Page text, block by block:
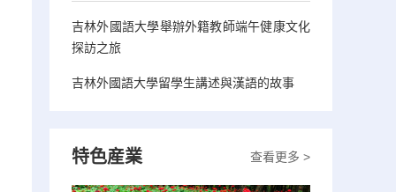
吉林外國語大學舉辦外籍教師端午健康文化
探訪之旅
吉林外國語大學留學生講述與漢語的故事
查看更多 >
特色産業